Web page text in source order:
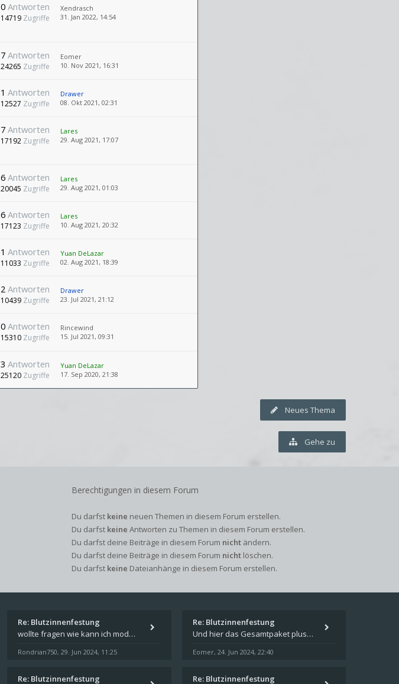
0 Antworten
14719 Zugriffe
Xendrasch
31. Jan 2022, 14:54
7 Antworten
24265 Zugriffe
Eomer
10. Nov 2021, 16:31
1 Antworten
12527 Zugriffe
Drawer
08. Okt 2021, 02:31
7 Antworten
17192 Zugriffe
Lares
29. Aug 2021, 17:07
6 Antworten
20045 Zugriffe
Lares
29. Aug 2021, 01:03
6 Antworten
17123 Zugriffe
Lares
10. Aug 2021, 20:32
1 Antworten
11033 Zugriffe
Yuan DeLazar
02. Aug 2021, 18:39
2 Antworten
10439 Zugriffe
Drawer
23. Jul 2021, 21:12
0 Antworten
15310 Zugriffe
Rincewind
15. Jul 2021, 09:31
3 Antworten
25120 Zugriffe
Yuan DeLazar
17. Sep 2020, 21:38
Neues Thema
Gehe zu
Berechtigungen in diesem Forum
Du darfst keine neuen Themen in diesem Forum erstellen.
Du darfst keine Antworten zu Themen in diesem Forum erstellen.
Du darfst deine Beiträge in diesem Forum nicht ändern.
Du darfst deine Beiträge in diesem Forum nicht löschen.
Du darfst keine Dateianhänge in diesem Forum erstellen.
Re: Blutzinnenfestung
wollte fragen wie kann ich mods für das spiel schicksalsklinge in das spieleverzeichnis kopieren und in welches
Rondrian750, 29. Jun 2024, 11:25
Re: Blutzinnenfestung
Und hier das Gesamtpaket plus Übersicht als Excel-Tabelle: https://forum.schicksalsklinge.com/viewtopic.php?f=239&t=156
Eomer, 24. Jun 2024, 22:40
Re: Blutzinnenfestung Re: Blutzinnenfestung